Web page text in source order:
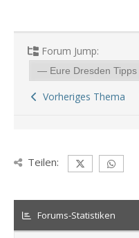
Forum Jump:
Vorheriges Thema
Teilen:
Forums-Statistiken